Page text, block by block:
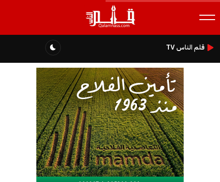
قلم الناس TV